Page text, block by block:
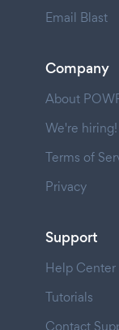
Email Blast
Company
About
We're hiring!
Terms of
Privacy
Support
Help Center
Tutorials
Contact